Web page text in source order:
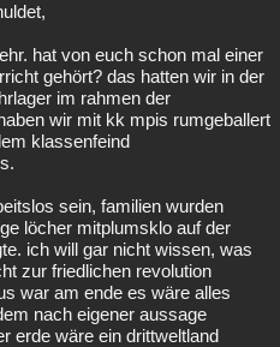
hat von euch schon mal einer
gehört? das hatten wir in der
im rahmen der
wir mit kk mpis rumgeballert
klassenfeind
sein, familien wurden
löcher mitplumsklo auf der
ich will gar nicht wissen, was
zur friedlichen revolution
war am ende es wäre alles
nach eigener aussage
erde wäre ein drittweltland